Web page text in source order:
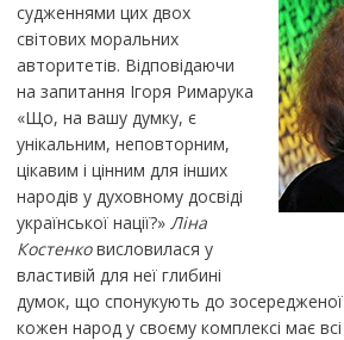
судженнями цих двох
світових моральних
авторитетів. Відповідаючи
на запитання Ігоря Римарука
«Що, на вашу думку, є
унікальним, неповторним,
цікавим і цінним для інших
народів у духовному досвіді
української нації?» Ліна
Костенковисловилася у
властивій для неї глибині
думок, що спонукують до
кожен народ у своєму комплексі має